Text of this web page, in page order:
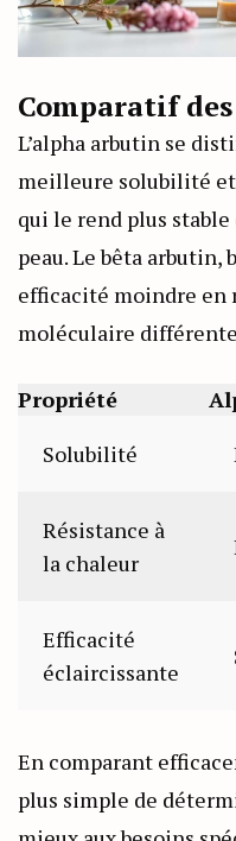
Comparatif
L’alpha arbutin se
meilleure solubilité
qui le rend plus
peau. Le bêta
efficacité moindre en
moléculaire
Propriété
Solubilité
Résistance à
la chaleur
Efficacité
éclaircissante
En comparant
plus simple de